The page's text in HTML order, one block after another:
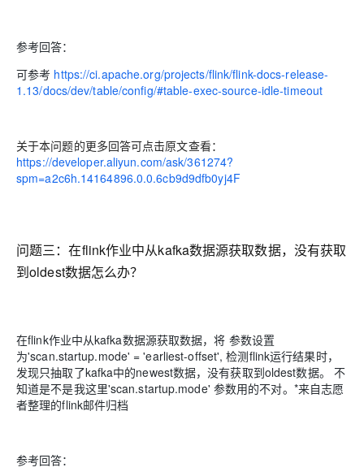
参考回答：
可参考 https://ci.apache.org/projects/flink/flink-docs-release-
1.13/docs/dev/table/config/#table-exec-source-idle-timeout
关于本问题的更多回答可点击原文查看：
https://developer.aliyun.com/ask/361274?
spm=a2c6h.14164896.0.0.6cb9d9dfb0yj4F
问题三：在flink作业中从kafka数据源获取数据，没有获取
到oldest数据怎么办？
在flink作业中从kafka数据源获取数据，将 参数设置
为'scan.startup.mode' = 'earliest-offset', 检测flink运行结果时，
发现只抽取了kafka中的newest数据，没有获取到oldest数据。 不
知道是不是我这里'scan.startup.mode' 参数用的不对。*来自志愿
者整理的flink邮件归档
参考回答：